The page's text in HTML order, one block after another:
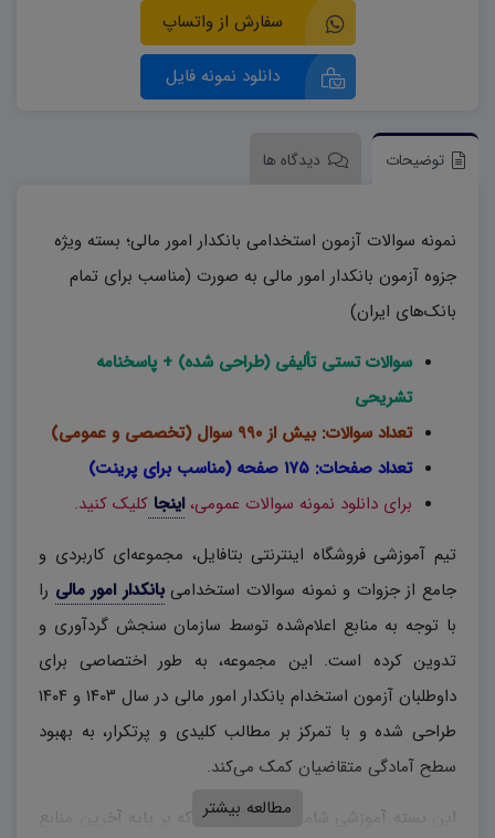
سفارش از واتساپ
دانلود نمونه فایل
توضیحات دیدگاه ها
نمونه سوالات آزمون استخدامی بانکدار امور مالی؛ بسته ویژه
جزوه آزمون بانکدار امور مالی به صورت (مناسب برای تمام
بانک‌های ایران)
سوالات تستی تألیفی (طراحی شده) + پاسخنامه
تشریحی
تعداد سوالات: بیش از ۹۹۰ سوال (تخصصی و عمومی)
تعداد صفحات: ۱۷۵ صفحه (مناسب برای پرینت)
برای دانلود نمونه سوالات عمومی،اینجا کلیک کنید.
تیم آموزشی فروشگاه اینترنتی بتافایل، مجموعه‌ای کاربردی و
جامع از جزوات و نمونه سوالات استخدامیبانکدار امور مالی را
با توجه به منابع اعلام‌شده توسط سازمان سنجش گردآوری و
تدوین کرده است. این مجموعه، به طور اختصاصی برای
داوطلبان آزمون استخدام بانکدار امور مالی در سال ۱۴۰۳ و ۱۴۰۴
طراحی شده و با تمرکز بر مطالب کلیدی و پرتکرار، به بهبود
سطح آمادگی متقاضیان کمک می‌کند.
این
بسته آموزشی
شامل مطالبی است که بر پایه آخرین منابع
مطالعه بیشتر